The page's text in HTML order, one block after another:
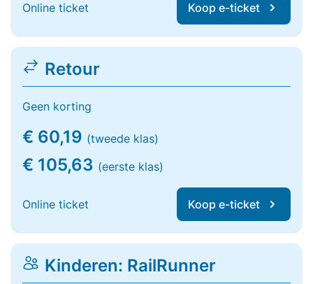
Online ticket Koop e-ticket
Retour
Geen korting
€ 60,19 (tweede klas)
€ 105,63 (eerste klas)
Online ticket Koop e-ticket
Kinderen: RailRunner